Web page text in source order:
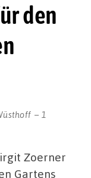
den
1
Zoerner
Gartens